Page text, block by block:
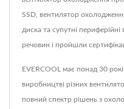
SSD, вентилятор
диска та супутні
речовин і пройшли
EVERCOOL має понад 30
виробництві різних
повний спектр рішень з